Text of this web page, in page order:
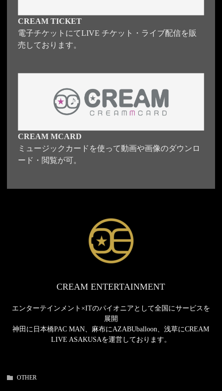
CREAM TICKET
電子チケットにてLIVE チケット・ライブ配信を販
売しております。
CREAM MCARD
ミュージックカードを使って動画や画像のダウンロ
ード・閲覧が可。
CREAM ENTERTAINMENT
エンターテインメント×ITのパイオニアとして全国にサービスを
展開
神田に日本橋PAC MAN、麻布にAZABUballoon、浅草にCREAM
LIVE ASAKUSAを運営しております。
OTHER